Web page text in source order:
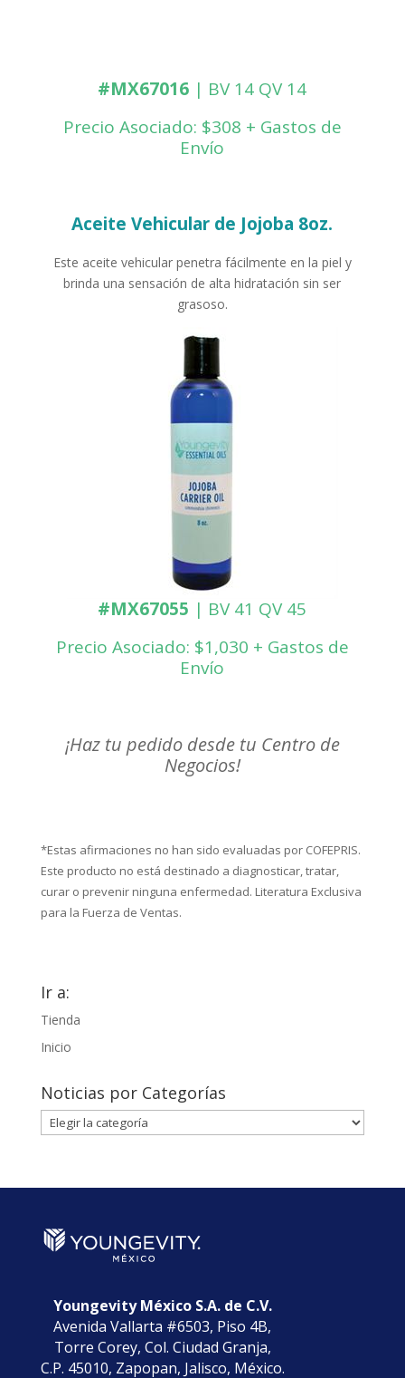
#MX67016 | BV 14 QV 14
Precio Asociado: $308 + Gastos de
Envío
Aceite Vehicular de Jojoba 8oz.
Este aceite vehicular penetra fácilmente en la piel y
brinda una sensación de alta hidratación sin ser
grasoso.
#MX67055 | BV 41 QV 45
Precio Asociado: $1,030 + Gastos de
Envío
¡Haz tu pedido desde tu Centro de
Negocios!
*Estas afirmaciones no han sido evaluadas por COFEPRIS.
Este producto no está destinado a diagnosticar, tratar,
curar o prevenir ninguna enfermedad. Literatura Exclusiva
para la Fuerza de Ventas.
Ir a:
Tienda
Inicio
Noticias por Categorías
Noticias
por
Youngevity México S.A. de C.V.
Avenida Vallarta #6503, Piso 4B,
Torre Corey, Col. Ciudad Granja,
C.P. 45010, Zapopan, Jalisco, México.